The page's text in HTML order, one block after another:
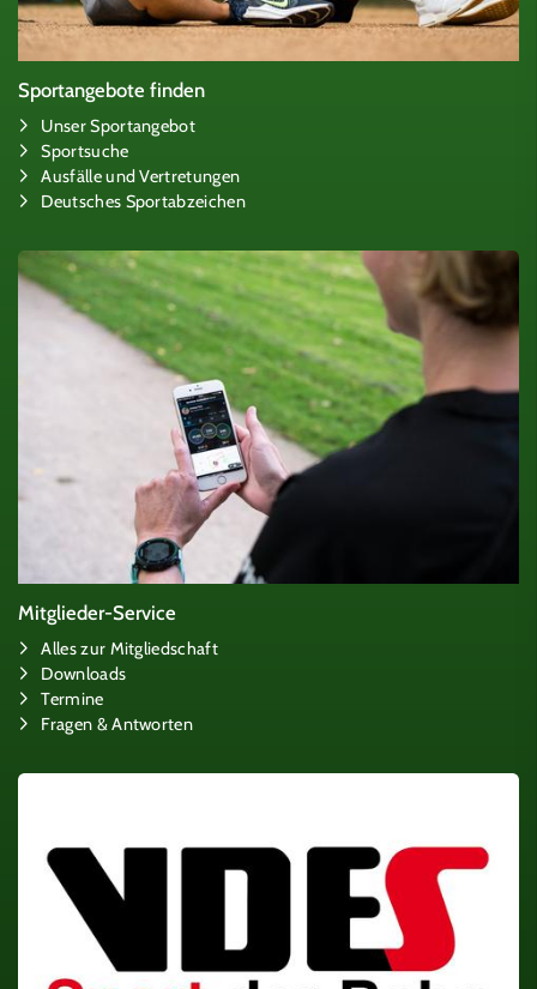
Sportangebote finden
Unser Sportangebot
Sportsuche
Ausfälle und Vertretungen
Deutsches Sportabzeichen
Mitglieder-Service
Alles zur Mitgliedschaft
Downloads
Termine
Fragen & Antworten